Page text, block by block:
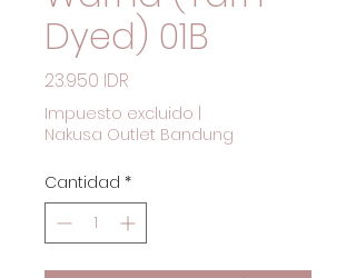
Dyed) 01B
23.950 IDR
Impuesto excluido
Nakusa Outlet Bandung
Cantidad *